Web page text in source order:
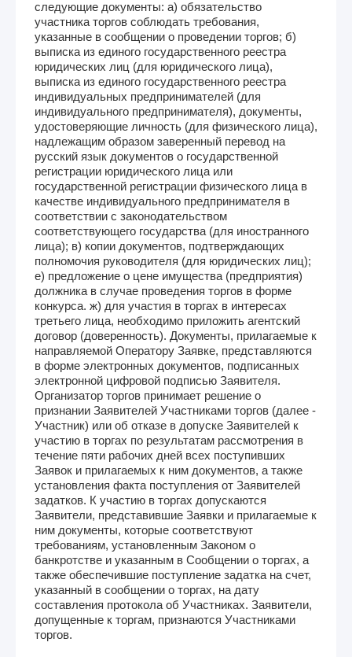
следующие документы: а) обязательство
участника торгов соблюдать требования,
указанные в сообщении о проведении торгов; б)
выписка из единого государственного реестра
юридических лиц (для юридического лица),
выписка из единого государственного реестра
индивидуальных предпринимателей (для
индивидуального предпринимателя), документы,
удостоверяющие личность (для физического лица),
надлежащим образом заверенный перевод на
русский язык документов о государственной
регистрации юридического лица или
государственной регистрации физического лица в
качестве индивидуального предпринимателя в
соответствии с законодательством
соответствующего государства (для иностранного
лица); в) копии документов, подтверждающих
полномочия руководителя (для юридических лиц);
е) предложение о цене имущества (предприятия)
должника в случае проведения торгов в форме
конкурса. ж) для участия в торгах в интересах
третьего лица, необходимо приложить агентский
договор (доверенность). Документы, прилагаемые к
направляемой Оператору Заявке, представляются
в форме электронных документов, подписанных
электронной цифровой подписью Заявителя.
Организатор торгов принимает решение о
признании Заявителей Участниками торгов (далее -
Участник) или об отказе в допуске Заявителей к
участию в торгах по результатам рассмотрения в
течение пяти рабочих дней всех поступивших
Заявок и прилагаемых к ним документов, а также
установления факта поступления от Заявителей
задатков. К участию в торгах допускаются
Заявители, представившие Заявки и прилагаемые к
ним документы, которые соответствуют
требованиям, установленным Законом о
банкротстве и указанным в Сообщении о торгах, а
также обеспечившие поступление задатка на счет,
указанный в сообщении о торгах, на дату
составления протокола об Участниках. Заявители,
допущенные к торгам, признаются Участниками
торгов.